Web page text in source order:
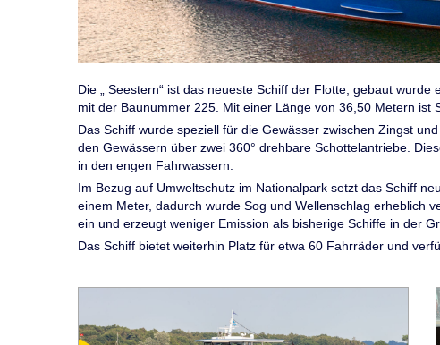
Die „ Seestern“ ist das neueste Schiff der Flotte, gebaut
mit der Baunummer 225. Mit einer Länge von 36,50 Metern ist
Das Schiff wurde speziell für die Gewässer zwischen Zingst
den Gewässern über zwei 360° drehbare Schottelantriebe.
in den engen Fahrwassern.
Im Bezug auf Umweltschutz im Nationalpark setzt das Schiff
einem Meter, dadurch wurde Sog und Wellenschlag erheblich
ein und erzeugt weniger Emission als bisherige Schiffe in der
Das Schiff bietet weiterhin Platz für etwa 60 Fahrräder und